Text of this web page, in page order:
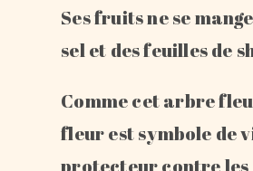
Ses fruits ne se
sel et des feuilles de
Comme cet arbre
fleur est symbole de
protecteur contre les